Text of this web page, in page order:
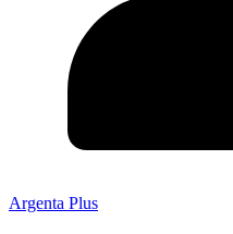
Argenta Plus